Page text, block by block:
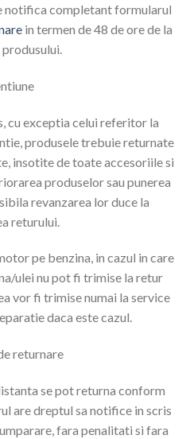
notifica completant formularul
in termen de 48 de ore de la
cu exceptia celui referitor la
produsele trebuie returnate
insotite de toate accesoriile si
produselor sau punerea
revanzarea lor duce la
returului.
pe benzina, in cazul in care
ulei nu pot fi trimise la retur
vor fi trimise numai la service
daca este cazul.
returnare
se pot returna conform
are dreptul sa notifice in scris
fara penalitati si fara